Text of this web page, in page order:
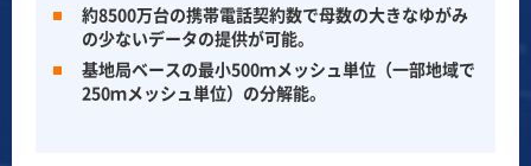
約8500万台の携帯電話契約数で母数の大きなゆがみ
の少ないデータの提供が可能。
基地局ベースの最小500ｍメッシュ単位（一部地域で
250ｍメッシュ単位）の分解能。